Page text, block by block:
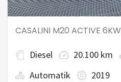
CASALINI M20 ACTIVE 6KW
Diesel 20.100 km
Automatik
2019